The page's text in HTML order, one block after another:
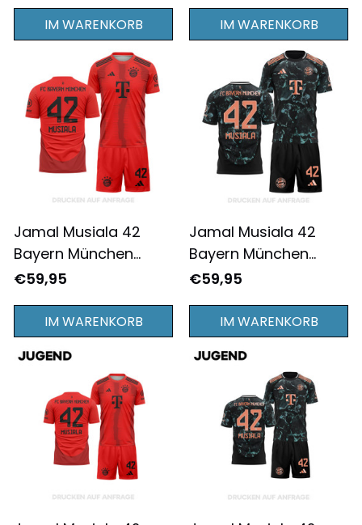
Komplett Bedruckt -
Rot
IM WARENKORB
Langarm - Komplett
Bedruckt - Creme
IM WARENKORB
Jamal Musiala 42
Bayern München
2024/25
Herren - Komplett
Bedruckt - Rot
€59,95
IM WARENKORB
Jamal Musiala 42
Bayern München
2024/25
für Herren - Komplett
Bedruckt - Schwarz
€59,95
IM WARENKORB